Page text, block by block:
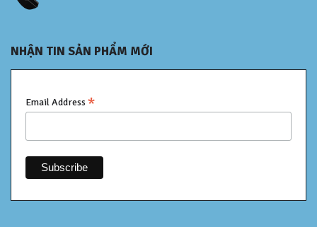
NHẬN TIN SẢN PHẨM MỚI
Email Address *